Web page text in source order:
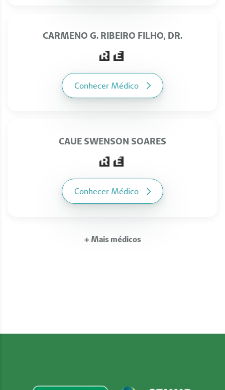
CARMENO G. RIBEIRO FILHO, DR.
Conhecer Médico
CAUE SWENSON SOARES
Conhecer Médico
+ Mais médicos